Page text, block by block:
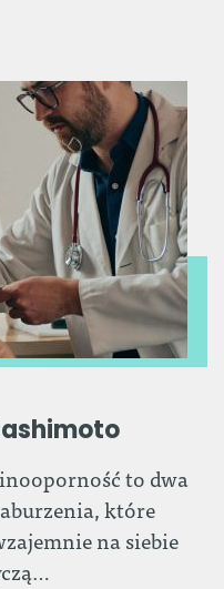
to dwa
które
na siebie